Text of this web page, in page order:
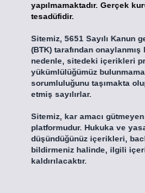
yapılmamaktadır. Gerçek
tesadüfidir.
Sitemiz, 5651 Sayılı Kanun
(BTK) tarafından
nedenle, sitedeki içerikleri
yükümlülüğümüz
sorumluluğunu taşımakta
etmiş sayılırlar.
Sitemiz, kar amacı
platformudur. Hukuka ve
düşündüğünüz içerikleri,
bildirmeniz halinde, ilgili
kaldırılacaktır.